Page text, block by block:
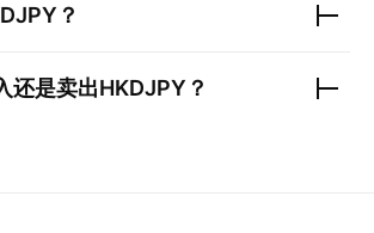
？
还是卖出HKDJPY ？